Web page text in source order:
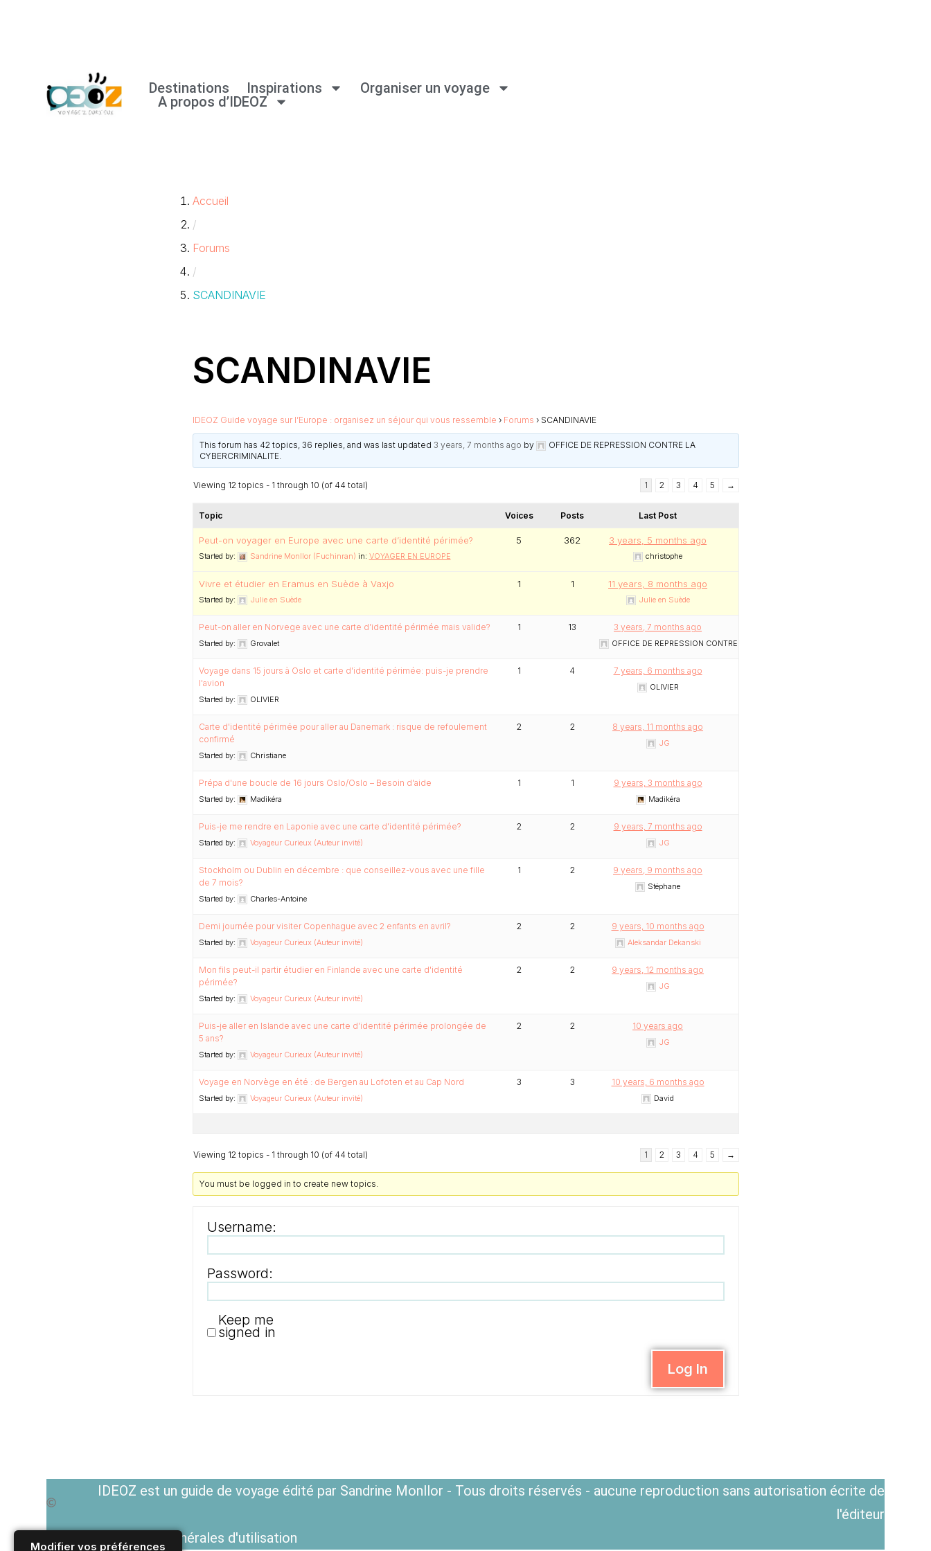
Modifier vos préférences
contenu
Destinations Inspirations
Organiser un voyage
A propos d’IDEOZ
Accueil
/
Forums
/
SCANDINAVIE
SCANDINAVIE
IDEOZ Guide voyage sur l’Europe : organisez un séjour qui vous ressemble › Forums › SCANDINAVIE
This forum has 42 topics, 36 replies, and was last updated 3 years, 7 months ago by
OFFICE DE REPRESSION CONTRE LA
CYBERCRIMINALITE.
Viewing 12 topics - 1 through 10 (of 44 total) 1 2 3 4 5 →
Topic Voices Posts Last Post
Peut-on voyager en Europe avec une carte d’identité périmée?
Started by: Sandrine Monllor (Fuchinran) in: VOYAGER EN EUROPE
5 362 3 years, 5 months ago
christophe
Vivre et étudier en Eramus en Suède à Vaxjo
Started by: Julie en Suède
1 1 11 years, 8 months ago
Julie en Suède
Peut-on aller en Norvege avec une carte d’identité périmée mais valide?
Started by: Grovalet
1 13 3 years, 7 months ago
OFFICE DE REPRESSION CONTRE LA CYBERCRIMINALITE
Voyage dans 15 jours à Oslo et carte d'identité périmée: puis-je prendre
l'avion
Started by: OLIVIER
1 4 7 years, 6 months ago
OLIVIER
Carte d'identité périmée pour aller au Danemark : risque de refoulement
confirmé
Started by: Christiane
2 2 8 years, 11 months ago
JG
Prépa d'une boucle de 16 jours Oslo/Oslo – Besoin d'aide
Started by: Madikéra
1 1 9 years, 3 months ago
Madikéra
Puis-je me rendre en Laponie avec une carte d'identité périmée?
Started by: Voyageur Curieux (Auteur invité)
2 2 9 years, 7 months ago
JG
Stockholm ou Dublin en décembre : que conseillez-vous avec une fille
de 7 mois?
Started by: Charles-Antoine
1 2 9 years, 9 months ago
Stéphane
Demi journée pour visiter Copenhague avec 2 enfants en avril?
Started by: Voyageur Curieux (Auteur invité)
2 2 9 years, 10 months ago
Aleksandar Dekanski
Mon fils peut-il partir étudier en Finlande avec une carte d'identité
périmée?
Started by: Voyageur Curieux (Auteur invité)
2 2 9 years, 12 months ago
JG
Puis-je aller en Islande avec une carte d’identité périmée prolongée de
5 ans?
Started by: Voyageur Curieux (Auteur invité)
2 2 10 years ago
JG
Voyage en Norvège en été : de Bergen au Lofoten et au Cap Nord
Started by: Voyageur Curieux (Auteur invité)
3 3 10 years, 6 months ago
David
Viewing 12 topics - 1 through 10 (of 44 total) 1 2 3 4 5 →
You must be logged in to create new topics.
Username:
Password:
Keep me
signed in
Log In
IDEOZ est un guide de voyage édité par Sandrine Monllor - Tous droits réservés - aucune reproduction sans autorisation écrite de
l'éditeur
Voir les Conditions générales d'utilisation